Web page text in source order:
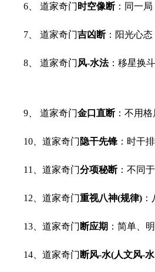
6、 道家奇门 时空像断：同一局
7、 道家奇门吉凶断：阳光心态
8、 道家奇门 风-水法：移星换
9、 道家奇门金口直断：不用格
10、道家奇门 隐干先锋 ：时干
11、道家奇门分项秘断：不同
12、道家奇门重视八神(规律)
13、道家奇门 断应期 ：简单、
14、道家奇门 断风-水(人文风-